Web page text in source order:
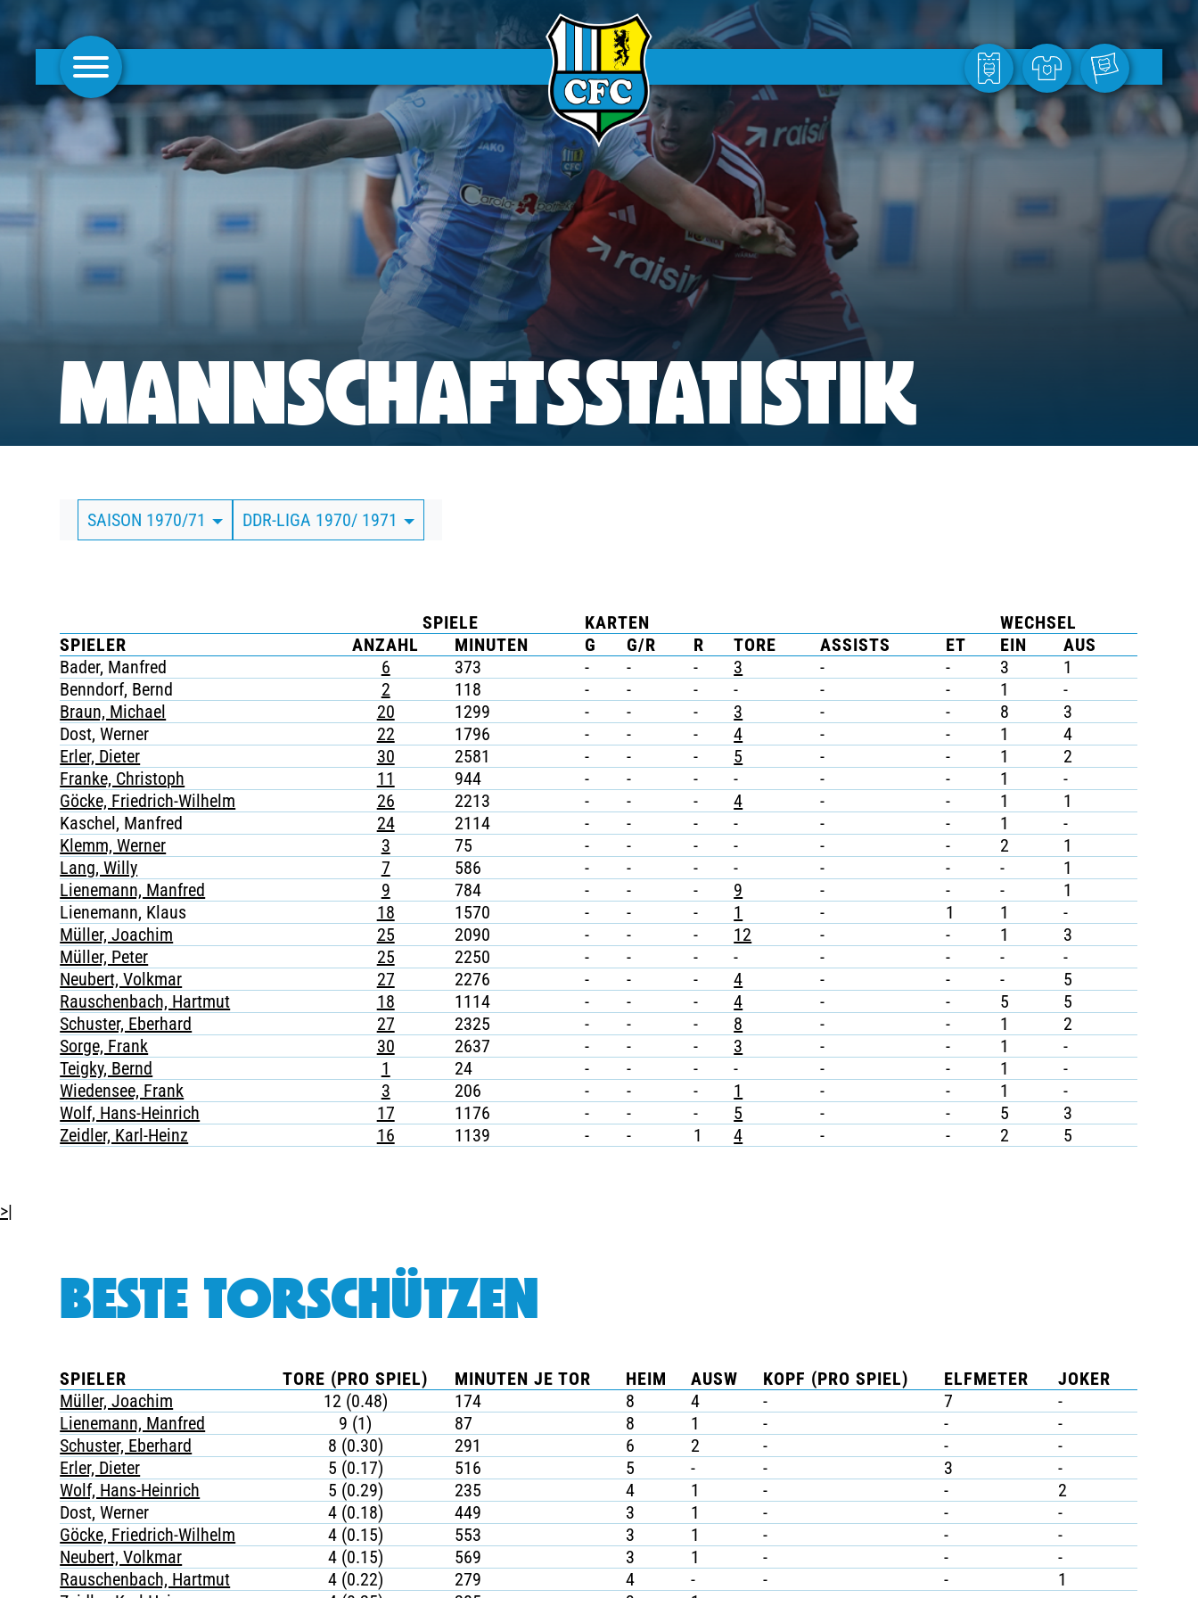
AKTUELLES
FRAUEN
CLUBMITGLIEDSCHAFT
BUSINESS
SÜDKURVE
TICKETING
MANNSCHAFTSSTATISTIK
SAISON 1970/71 DDR-LIGA 1970/ 1971
SPIELE KARTEN
WECHSEL
SPIELER
ANZAHL MINUTEN G G/R R TORE ASSISTS ET EIN
AUS
Bader, Manfred
6 373 - - - 3 - - 3
1
Benndorf, Bernd
2 118 - - - - - - 1
-
Braun, Michael
20 1299 - - - 3 - - 8
3
Dost, Werner
22 1796 - - - 4 - - 1
4
Erler, Dieter
30 2581 - - - 5 - - 1
2
Franke, Christoph
11 944 - - - - - - 1
-
Göcke, Friedrich-Wilhelm
26 2213 - - - 4 - - 1
1
Kaschel, Manfred
24 2114 - - - - - - 1
-
Klemm, Werner
3 75 - - - - - - 2
1
Lang, Willy
7 586 - - - - - - -
1
Lienemann, Manfred
9 784 - - - 9 - - -
1
Lienemann, Klaus
18 1570 - - - 1 - 1 1
-
Müller, Joachim
25 2090 - - - 12 - - 1
3
Müller, Peter
25 2250 - - - - - - -
-
Neubert, Volkmar
27 2276 - - - 4 - - -
5
Rauschenbach, Hartmut
18 1114 - - - 4 - - 5
5
Schuster, Eberhard
27 2325 - - - 8 - - 1
2
Sorge, Frank
30 2637 - - - 3 - - 1
-
Teigky, Bernd
1 24 - - - - - - 1
-
Wiedensee, Frank
3 206 - - - 1 - - 1
-
Wolf, Hans-Heinrich
17 1176 - - - 5 - - 5
3
Zeidler, Karl-Heinz
16 1139 - - 1 4 - - 2 5
>|
BESTE TORSCHÜTZEN
SPIELER TORE (PRO SPIEL) MINUTEN JE TOR HEIM AUSW KOPF (PRO SPIEL) ELFMETER
JOKER
Müller, Joachim
12 (0.48) 174 8 4 - 7
-
Lienemann, Manfred
9 (1) 87 8 1 - -
-
Schuster, Eberhard
8 (0.30) 291 6 2 - -
-
Erler, Dieter
5 (0.17) 516 5 - - 3
-
Wolf, Hans-Heinrich
5 (0.29) 235 4 1 - -
2
Dost, Werner
4 (0.18) 449 3 1 - -
-
Göcke, Friedrich-Wilhelm
4 (0.15) 553 3 1 - -
-
Neubert, Volkmar
4 (0.15) 569 3 1 - -
-
Rauschenbach, Hartmut
4 (0.22) 279 4 - - -
1